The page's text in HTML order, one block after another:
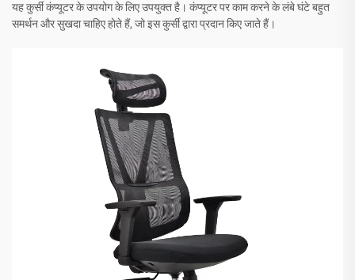
यह कुर्सी कंप्यूटर के उपयोग के लिए उपयुक्त है। कंप्यूटर पर काम करने के लंबे घंटे बहुत
समर्थन और सुखदा चाहिए होते हैं, जो इस कुर्सी द्वारा प्रदान किए जाते हैं।